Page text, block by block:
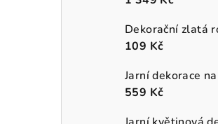
109 Kč
559 Kč